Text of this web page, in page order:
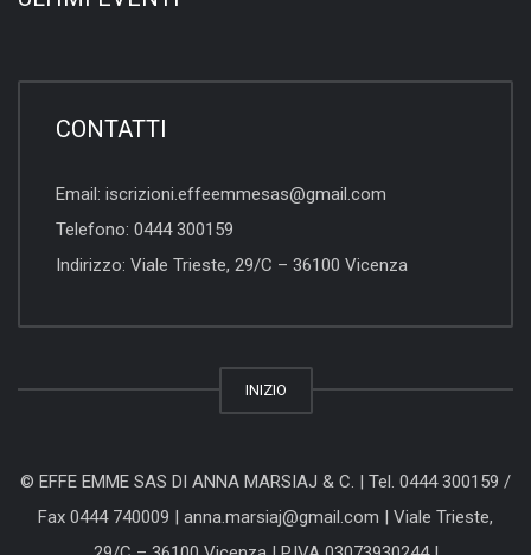
CONTATTI
Email: iscrizioni.effeemmesas@gmail.com
Telefono: 0444 300159
Indirizzo: Viale Trieste, 29/C – 36100 Vicenza
INIZIO
© EFFE EMME SAS DI ANNA MARSIAJ & C. | Tel. 0444 300159 /
Fax 0444 740009 | anna.marsiaj@gmail.com | Viale Trieste,